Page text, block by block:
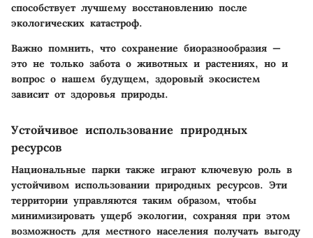
способствует лучшему восстановлению после
экологических катастроф.
Важно помнить, что сохранение биоразнообразия —
это не только забота о животных и растениях, но и
вопрос о нашем будущем, здоровый экосистем
зависит от здоровья природы.
Устойчивое использование природных
ресурсов
Национальные парки также играют ключевую роль в
устойчивом использовании природных ресурсов. Эти
территории управляются таким образом, чтобы
минимизировать ущерб экологии, сохраняя при этом
возможность для местного населения получать выгоду